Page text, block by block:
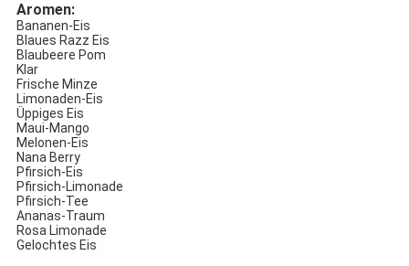
Aromen:
Bananen-Eis
Blaues Razz Eis
Blaubeere Pom
Klar
Frische Minze
Limonaden-Eis
Üppiges Eis
Maui-Mango
Melonen-Eis
Nana Berry
Pfirsich-Eis
Pfirsich-Limonade
Pfirsich-Tee
Ananas-Traum
Rosa Limonade
Gelochtes Eis